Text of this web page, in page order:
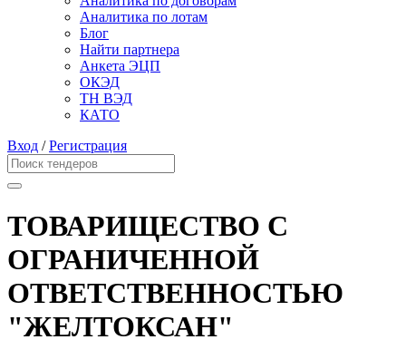
Аналитика по лотам
Блог
Найти партнера
Анкета ЭЦП
ОКЭД
ТН ВЭД
КАТО
Вход /Регистрация
ТОВАРИЩЕСТВО С
ОГРАНИЧЕННОЙ
ОТВЕТСТВЕННОСТЬЮ
"ЖЕЛТОКСАН"